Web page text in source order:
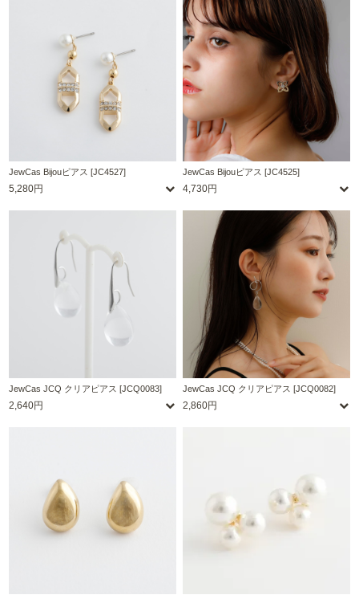
JewCas Bijouピアス [JC4527]
5,280円
JewCas Bijouピアス [JC4525]
4,730円
JewCas JCQ クリアピアス [JCQ0083]
2,640円
JewCas JCQ クリアピアス [JCQ0082]
2,860円